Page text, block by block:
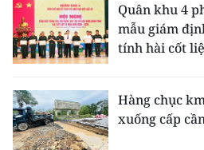
Quân khu 4
mẫu giám
tính hài cốt
Hàng chục
xuống cấp